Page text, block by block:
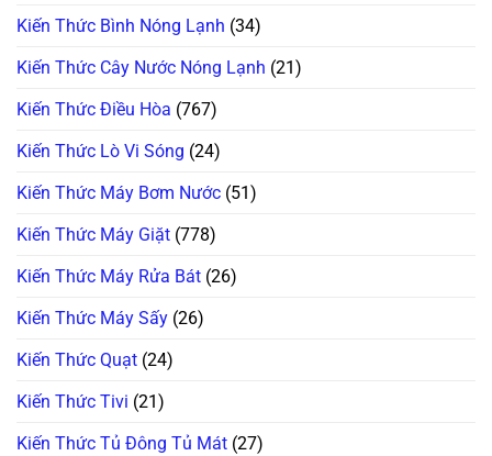
Kiến Thức Bình Nóng Lạnh (34)
Kiến Thức Cây Nước Nóng Lạnh (21)
Kiến Thức Điều Hòa (767)
Kiến Thức Lò Vi Sóng (24)
Kiến Thức Máy Bơm Nước (51)
Kiến Thức Máy Giặt (778)
Kiến Thức Máy Rửa Bát (26)
Kiến Thức Máy Sấy (26)
Kiến Thức Quạt (24)
Kiến Thức Tivi (21)
Kiến Thức Tủ Đông Tủ Mát (27)